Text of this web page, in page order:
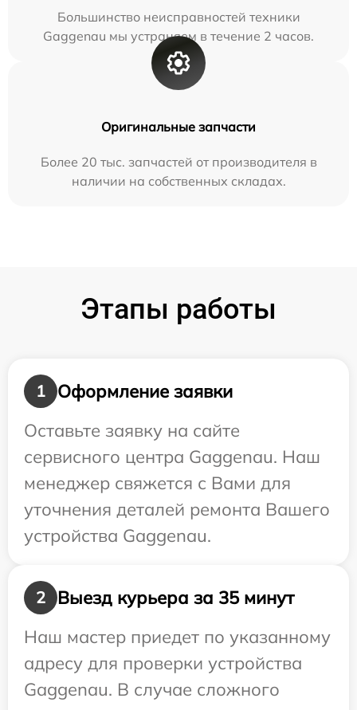
Большинство неисправностей техники
Gaggenau мы устраняем в течение 2 часов.
Оригинальные запчасти
Более 20 тыс. запчастей от производителя в
наличии на собственных складах.
Этапы работы
1
Оформление заявки
Оставьте заявку на сайте
сервисного центра Gaggenau. Наш
менеджер свяжется с Вами для
уточнения деталей ремонта Вашего
устройства Gaggenau.
2
Выезд курьера за 35 минут
Наш мастер приедет по указанному
адресу для проверки устройства
Gaggenau. В случае сложного